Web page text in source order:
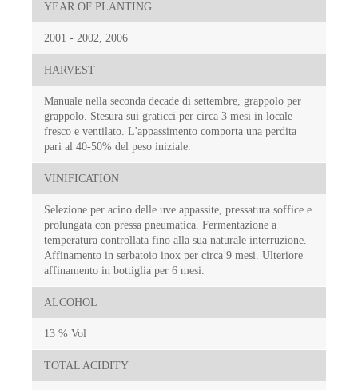
YEAR OF PLANTING
2001 - 2002, 2006
HARVEST
Manuale nella seconda decade di settembre, grappolo per
grappolo. Stesura sui graticci per circa 3 mesi in locale
fresco e ventilato. L'appassimento comporta una perdita
pari al 40-50% del peso iniziale.
VINIFICATION
Selezione per acino delle uve appassite, pressatura soffice e
prolungata con pressa pneumatica. Fermentazione a
temperatura controllata fino alla sua naturale interruzione.
Affinamento in serbatoio inox per circa 9 mesi. Ulteriore
affinamento in bottiglia per 6 mesi.
ALCOHOL
13 % Vol
TOTAL ACIDITY